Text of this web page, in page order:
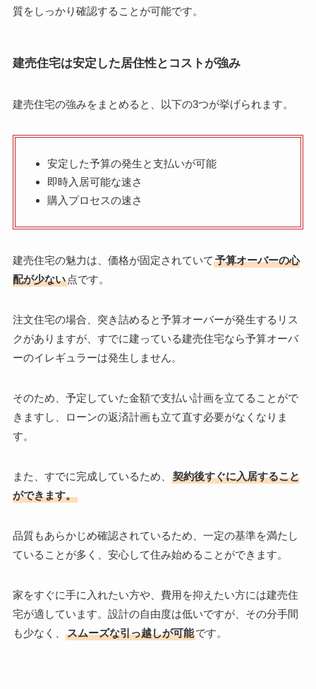
質をしっかり確認することが可能です。
建売住宅は安定した居住性とコストが強み
建売住宅の強みをまとめると、以下の3つが挙げられます。
安定した予算の発生と支払いが可能
即時入居可能な速さ
購入プロセスの速さ
建売住宅の魅力は、価格が固定されていて 予算オーバーの心
配が少ない点です。
注文住宅の場合、突き詰めると予算オーバーが発生するリス
クがありますが、すでに建っている建売住宅なら予算オーバ
ーのイレギュラーは発生しません。
そのため、予定していた金額で支払い計画を立てることがで
きますし、ローンの返済計画も立て直す必要がなくなりま
す。
また、すでに完成しているため、
契約後すぐに入居すること
ができます。
品質もあらかじめ確認されているため、一定の基準を満たし
ていることが多く、安心して住み始めることができます。
家をすぐに手に入れたい方や、費用を抑えたい方には建売住
宅が適しています。設計の自由度は低いですが、その分手間
も少なく、
スムーズな引っ越しが可能です。